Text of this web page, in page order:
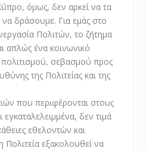
όμως, δεν αρκεί να τα
δράσουμε. Για εμάς στο
Πολιτών, το ζήτημα
απλώς ένα κοινωνικό
πολιτισμού, σεβασμού προς
της Πολιτείας και της
που περιφέρονται στους
δεν τιμά
εθελοντών και
εξακολουθεί να